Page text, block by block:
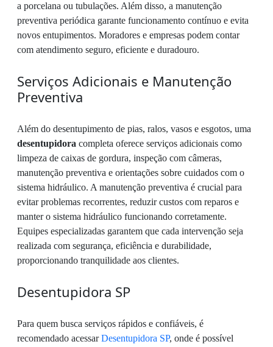
a porcelana ou tubulações. Além disso, a manutenção
preventiva periódica garante funcionamento contínuo e evita
novos entupimentos. Moradores e empresas podem contar
com atendimento seguro, eficiente e duradouro.
Serviços Adicionais e Manutenção
Preventiva
Além do desentupimento de pias, ralos, vasos e esgotos, uma
desentupidora completa oferece serviços adicionais como
limpeza de caixas de gordura, inspeção com câmeras,
manutenção preventiva e orientações sobre cuidados com o
sistema hidráulico. A manutenção preventiva é crucial para
evitar problemas recorrentes, reduzir custos com reparos e
manter o sistema hidráulico funcionando corretamente.
Equipes especializadas garantem que cada intervenção seja
realizada com segurança, eficiência e durabilidade,
proporcionando tranquilidade aos clientes.
Desentupidora SP
Para quem busca serviços rápidos e confiáveis, é
recomendado acessarDesentupidora SP, onde é possível